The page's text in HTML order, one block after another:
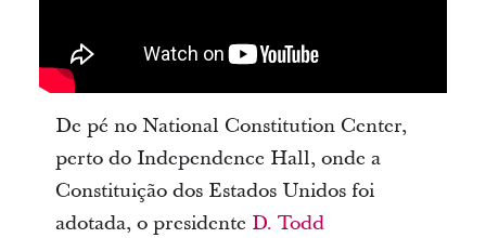
De pé no National Constitution Center,
perto do Independence Hall, onde a
Constituição dos Estados Unidos foi
adotada, o presidente D. Todd